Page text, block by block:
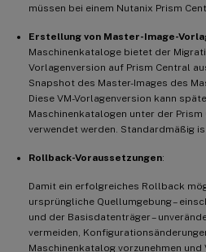
müssen bei einem Nutanix Prism
Erstellung von Master-Image-
Maschinenkataloge bietet der
Vorlagenversion auf Prism Central
Snapshot des Master-Images des
Diese VM-Vorlagenversion kann
Maschinenkatalogen unter der
verwendet werden. Standardmäßig
Rollback-Voraussetzungen:
Damit ein erfolgreiches Rollback
ursprüngliche Quellumgebung –
und der Basisdatenträger –
vermeiden,
Maschinenkatalog vorzunehmen und